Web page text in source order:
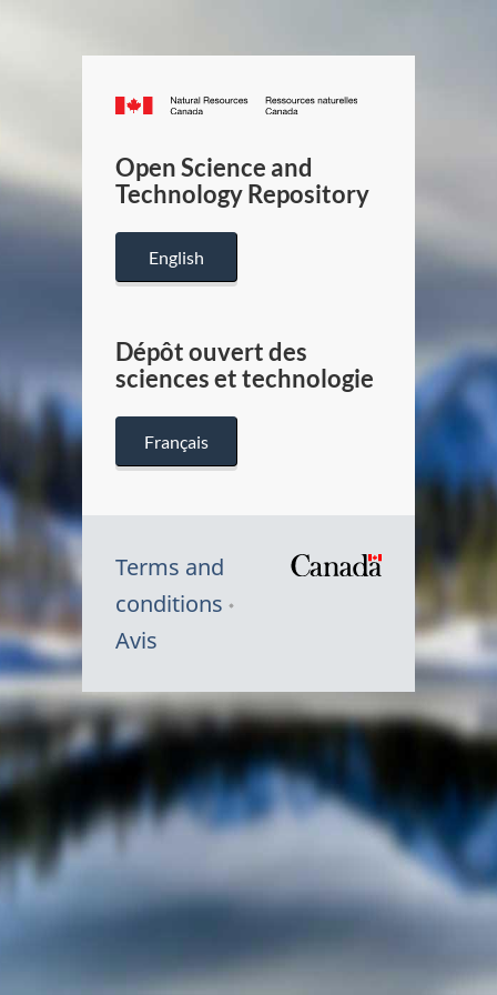
Canada.ca
/
Canada
Open Science and
Technology Repository
English
Dépôt ouvert des
sciences et technologie
Français
Terms and
conditions
Avis
Symbole
du
Canada